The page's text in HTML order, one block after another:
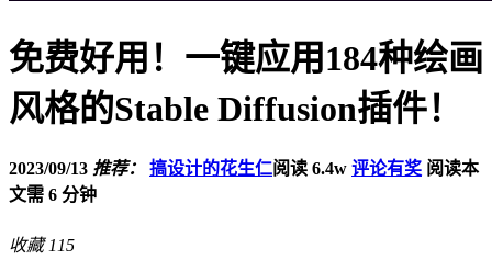
免费好用！一键应用184种绘画
风格的Stable Diffusion插件！
2023/09/13 推荐： 搞设计的花生仁阅读 6.4w 评论有奖 阅读本
文需 6 分钟
收藏 115